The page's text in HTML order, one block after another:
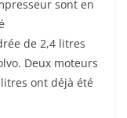
sont en
de 2,4 litres
Deux moteurs
ont déjà été